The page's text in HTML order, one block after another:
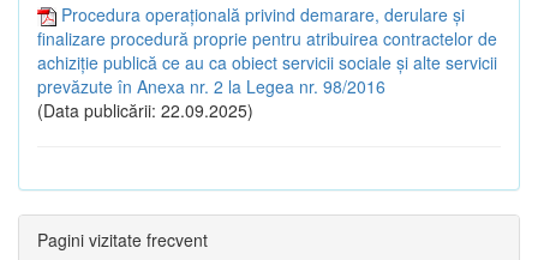
Procedura operațională privind demarare, derulare și
finalizare procedură proprie pentru atribuirea contractelor de
achiziție publică ce au ca obiect servicii sociale și alte servicii
prevăzute în Anexa nr. 2 la Legea nr. 98/2016
(Data publicării: 22.09.2025)
Pagini vizitate frecvent